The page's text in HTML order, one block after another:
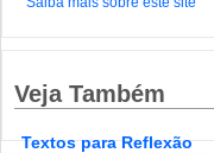
Veja Também
Textos para Reflexão